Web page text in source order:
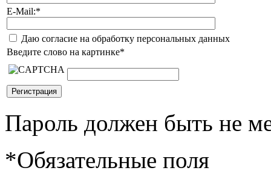
E-Mail:*
Даю согласие на обработку персональных данных
Введите слово на картинке*
Пароль должен быть не
*Обязательные поля